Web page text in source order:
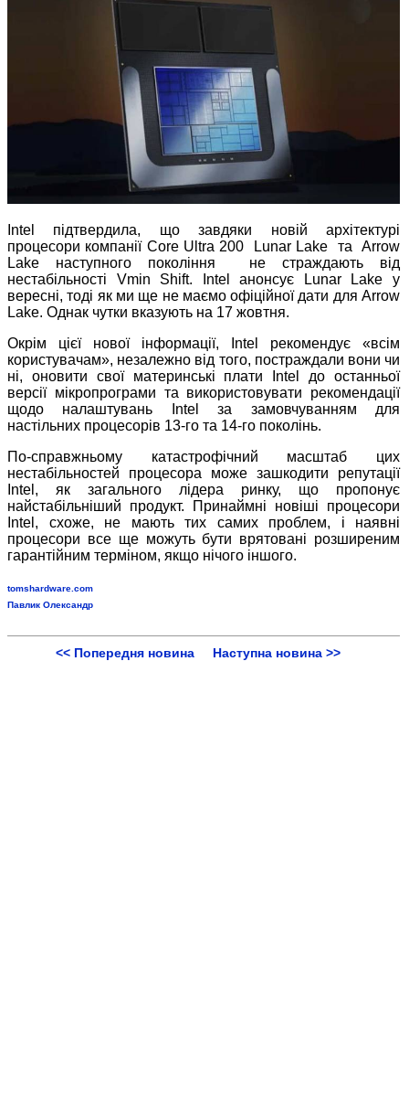
Intel підтвердила, що завдяки новій архітектурі
процесори компанії Core Ultra 200 Lunar Lake та Arrow
Lake наступного покоління не страждають від
нестабільності Vmin Shift. Intel анонсує Lunar Lake у
вересні, тоді як ми ще не маємо офіційної дати для Arrow
Lake. Однак чутки вказують на 17 жовтня.
Окрім цієї нової інформації, Intel рекомендує «всім
користувачам», незалежно від того, постраждали вони чи
ні, оновити свої материнські плати Intel до останньої
версії мікропрограми та використовувати рекомендації
щодо налаштувань Intel за замовчуванням для
настільних процесорів 13-го та 14-го поколінь.
По-справжньому катастрофічний масштаб цих
нестабільностей процесора може зашкодити репутації
Intel, як загального лідера ринку, що пропонує
найстабільніший продукт. Принаймні новіші процесори
Intel, схоже, не мають тих самих проблем, і наявні
процесори все ще можуть бути врятовані розширеним
гарантійним терміном, якщо нічого іншого.
tomshardware.com
Павлик Олександр
<< Попередня новина Наступна новина >>